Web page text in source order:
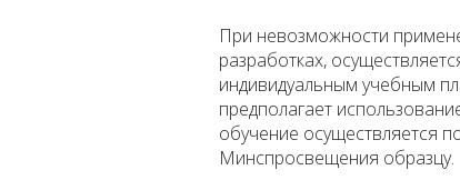
При невозможности
разработках,
индивидуальным учебным
предполагает
обучение осуществляется
Минспросвещения образцу.